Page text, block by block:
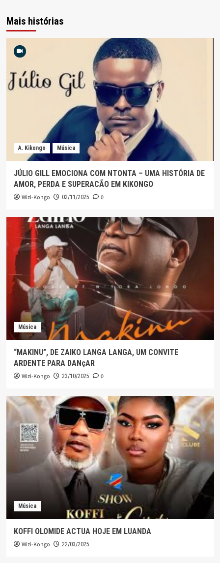
Mais histórias
A. Kikongo Música
JÚLIO GILL EMOCIONA COM NTONTA – UMA HISTÓRIA DE
AMOR, PERDA E SUPERACÃO EM KIKONGO
Wizi-Kongo 02/11/2025 0
Música
“MAKINU”, DE ZAIKO LANGA LANGA, UM CONVITE
ARDENTE PARA DANçAR
Wizi-Kongo 23/10/2025 0
Música
KOFFI OLOMIDE ACTUA HOJE EM LUANDA
Wizi-Kongo 22/03/2025